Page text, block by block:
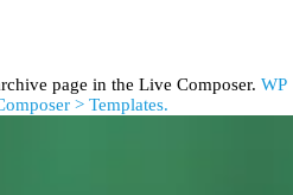
page in the Live Composer. WP
> Templates.